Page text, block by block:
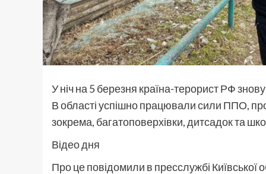
У ніч на 5 березня країна-терорист РФ
В області успішно працювали сили ППО,
зокрема, багатоповерхівки, дитсадок та
Відео дня
Про це повідомили в пресслужбі Київської